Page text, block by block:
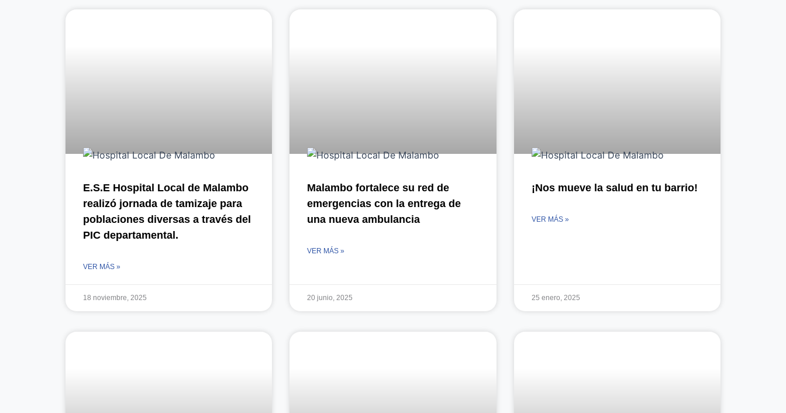
E.S.E Hospital Local de Malambo
realizó jornada de tamizaje para
poblaciones diversas a través del
PIC departamental.​
VER MÁS »
18 noviembre, 2025
Malambo fortalece su red de
emergencias con la entrega de
una nueva ambulancia
VER MÁS »
20 junio, 2025
¡Nos mueve la salud en tu barrio!
VER MÁS »
25 enero, 2025